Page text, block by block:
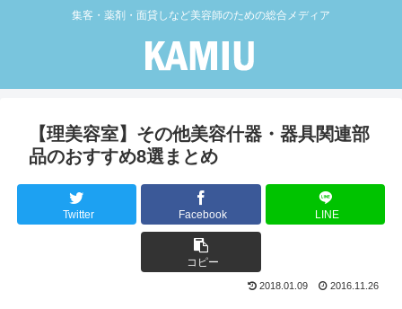
集客・薬剤・面貸しなど美容師のための総合メディア
【理美容室】その他美容什器・器具関連部
品のおすすめ8選まとめ
Twitter Facebook LINE
コピー
2018.01.09 2016.11.26